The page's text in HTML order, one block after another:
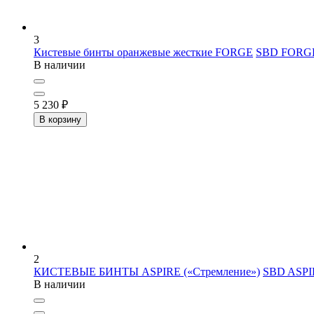
3
Кистевые бинты оранжевые жесткие FORGE SBD
В наличии
5 230 ₽
В корзину
2
КИСТЕВЫЕ БИНТЫ ASPIRE («Стремление») SBD
В наличии